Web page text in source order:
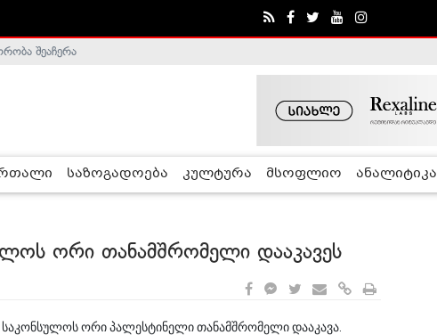
- ჰელსინკის კომისია
შეაჩერა
საზოგადოება კულტურა მსოფლიო ანალიტიკა
ორი თანამშრომელი დააკავეს
ორი პალესტინელი თანამშრომელი დააკავა.